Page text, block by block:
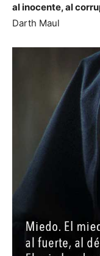
al inocente, al
Darth Maul